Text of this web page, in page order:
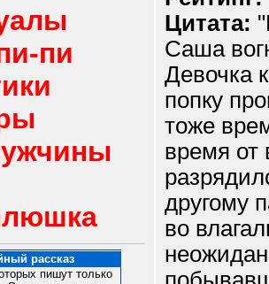
пи
рассказ
пишут только
Цитата:
Саша
Девочка
попку
тоже
время от
другому
во